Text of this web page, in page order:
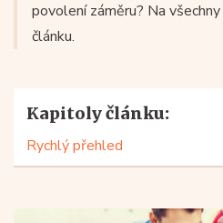
povolení záměru? Na
článku.
Kapitoly článku:
Rychlý přehled